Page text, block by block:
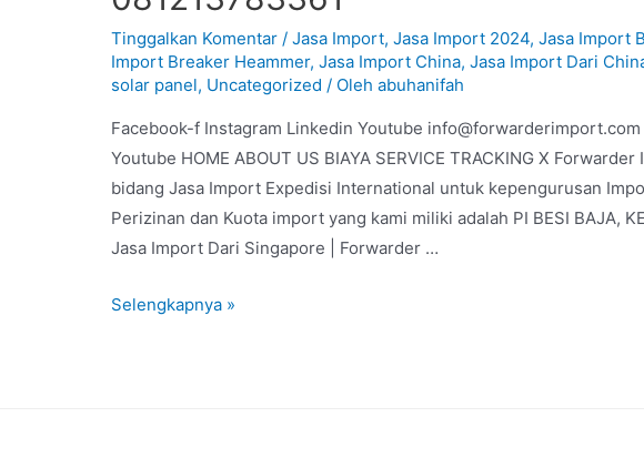
Tinggalkan Komentar /Jasa Import,Jasa Import 2024,Jasa Import
Import Breaker Heammer,Jasa Import China,Jasa Import Dari
solar panel, Uncategorized / Olehabuhanifah
Facebook-f Instagram Linkedin Youtube
Youtube HOME ABOUT US BIAYA SERVICE TRACKING X
bidang Jasa Import Expedisi International untuk kepengurusan
Perizinan dan Kuota import yang kami miliki adalah PI BESI BAJA,
Jasa Import Dari Singapore | Forwarder …
Selengkapnya »